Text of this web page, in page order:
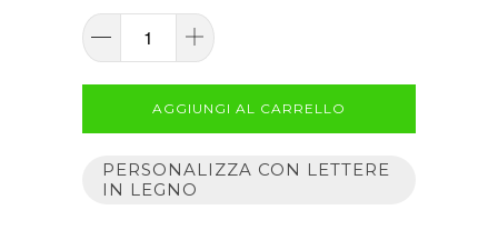
AGGIUNGI AL CARRELLO
PERSONALIZZA CON LETTERE
IN LEGNO